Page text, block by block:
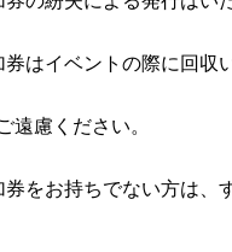
はイベントの際に回収
慮ください。
をお持ちでない方は、